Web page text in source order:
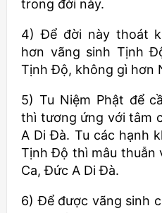
trong đời này.
4) Để đời này thoát
hơn vãng sinh Tịnh
Tịnh Độ, không gì hơn
5) Tu Niệm Phật để
thì tương ứng với tâm
A Di Đà. Tu các hạnh
Tịnh Độ thì mâu thuẫn
Ca, Đức A Di Đà.
6) Để được vãng sinh